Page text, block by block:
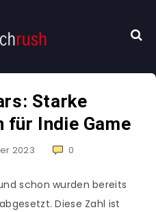
Starke
für Indie Game
2023 0
schon wurden bereits
Diese Zahl ist